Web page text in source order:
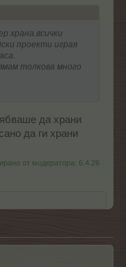
храна.всички
проекти играя
толкова много
да храни
да ги храни
от модератора: 6.4.26